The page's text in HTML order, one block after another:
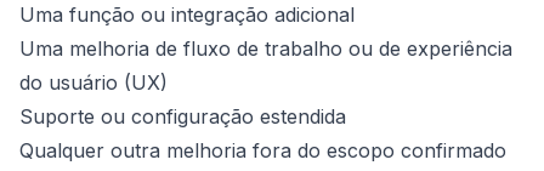
Uma função ou integração adicional
Uma melhoria de fluxo de trabalho ou de experiência
do usuário (UX)
Suporte ou configuração estendida
Qualquer outra melhoria fora do escopo confirmado